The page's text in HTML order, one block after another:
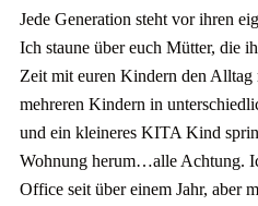
Jede Generation steht vor ihren
Ich staune über euch Mütter, die
Zeit mit euren Kindern den
mehreren Kindern in
und ein kleineres KITA Kind
Wohnung herum…alle Achtung.
Office seit über einem Jahr, aber